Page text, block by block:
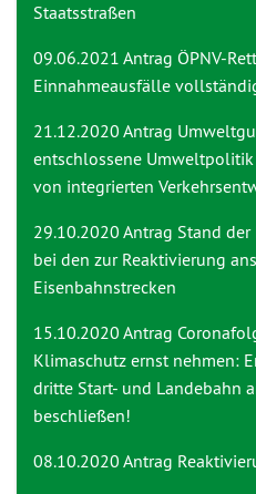
Staatsstraßen
09.06.2021 Antrag ÖPNV-
Einnahmeausfälle
21.12.2020 Antrag
entschlossene
von integrierten
29.10.2020 Antrag Stand
bei den zur Reaktivierung
Eisenbahnstrecken
15.10.2020 Antrag
Klimaschutz ernst nehmen:
dritte Start- und Landebahn
beschließen!
08.10.2020 Antrag